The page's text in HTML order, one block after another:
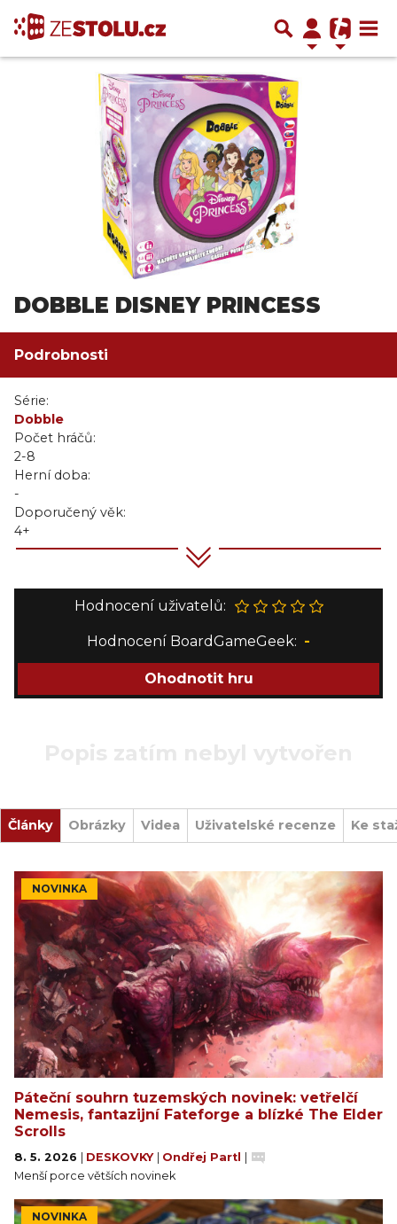
DOBBLE DISNEY PRINCESS
Podrobnosti
Série:
Dobble
Počet hráčů:
2-8
Herní doba:
-
Doporučený věk:
4+
Hodnocení uživatelů:
Hodnocení BoardGameGeek: -
Ohodnotit hru
Články Obrázky Videa Uživatelské recenze Ke
NOVINKA
Páteční souhrn tuzemských novinek: vetřelčí
Nemesis, fantazijní Fateforge a blízké The Elder
Scrolls
8. 5. 2026 DESKOVKY Ondřej Partl
Menší porce větších novinek
NOVINKA